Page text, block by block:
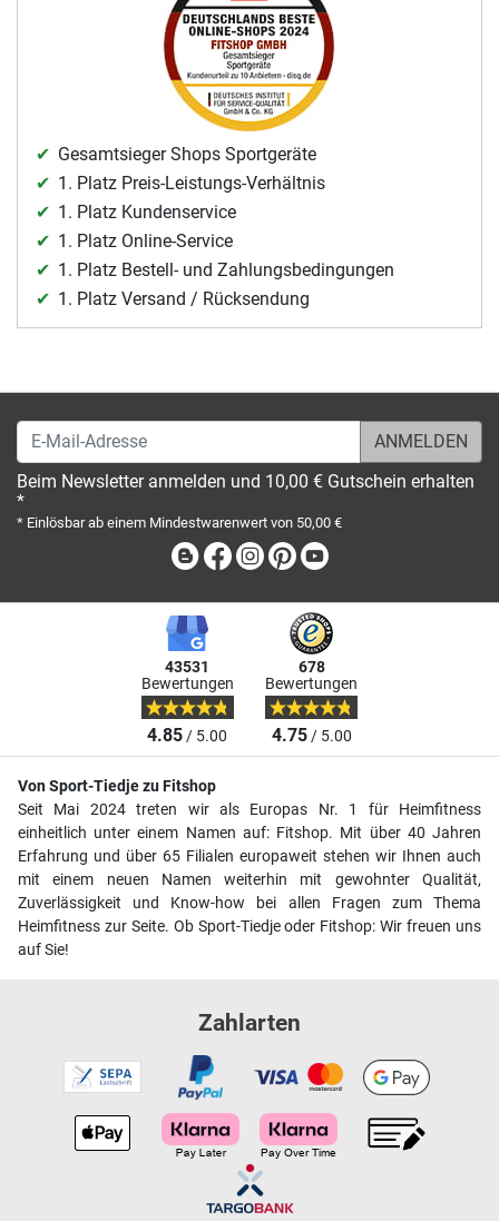
Gesamtsieger Shops Sportgeräte
1. Platz Preis-Leistungs-Verhältnis
1. Platz Kundenservice
1. Platz Online-Service
1. Platz Bestell- und Zahlungsbedingungen
1. Platz Versand / Rücksendung
E-Mail-Adresse
Beim Newsletter anmelden und 10,00 € Gutschein erhalten
*
* Einlösbar ab einem Mindestwarenwert von 50,00 €
BlogFacebook
Instagram
Pinterest
43531
Bewertungen
4.85/ 5.00
678
Bewertungen
4.75/ 5.00
Von Sport-Tiedje zu Fitshop
Seit Mai 2024 treten wir als Europas Nr. 1 für Heimfitness
einheitlich unter einem Namen auf: Fitshop. Mit über 40 Jahren
Erfahrung und über 65 Filialen europaweit stehen wir Ihnen auch
mit einem neuen Namen weiterhin mit gewohnter Qualität,
Zuverlässigkeit und Know-how bei allen Fragen zum Thema
Heimfitness zur Seite. Ob Sport-Tiedje oder Fitshop: Wir freuen uns
auf Sie!
Zahlarten